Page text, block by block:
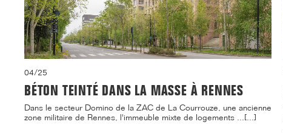
04/25
BÉTON TEINTÉ DANS LA MASSE À RENNES
Dans le secteur Domino de la ZAC de La Courrouze, une ancienne
zone militaire de Rennes, l'immeuble mixte de logements ...[...]